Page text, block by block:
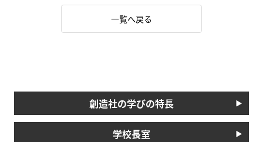
一覧へ戻る
創造社の学びの特長
学校長室